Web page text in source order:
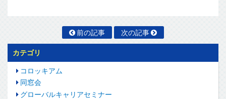
前の記事 次の記事
カテゴリ
コロッキアム
同窓会
グローバルキャリアセミナー